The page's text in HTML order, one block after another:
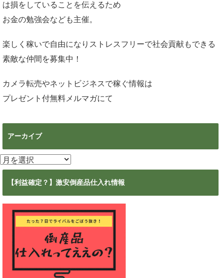
は損をしていることを伝えるため
お金の勉強会なども主催。
楽しく稼いで自由になりストレスフリーで社会貢献もできる
素敵な仲間を募集中！
カメラ転売やネットビジネスで稼ぐ情報は
プレゼント付無料メルマガにて
アーカイブ
ア
ー
【利益確定？】激安倒産品仕入れ情報